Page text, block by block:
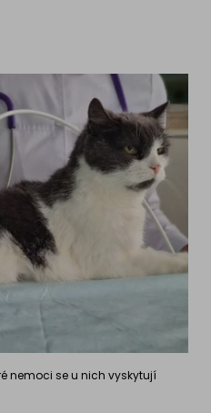
nemoci se u nich vyskytují